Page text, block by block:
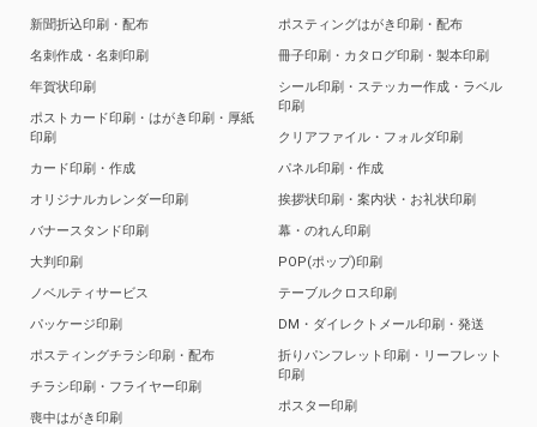
新聞折込印刷・配布
名刺作成・名刺印刷
年賀状印刷
ポストカード印刷・はがき印刷・厚紙
印刷
カード印刷・作成
オリジナルカレンダー印刷
バナースタンド印刷
大判印刷
ノベルティサービス
パッケージ印刷
ポスティングチラシ印刷・配布
チラシ印刷・フライヤー印刷
喪中はがき印刷
ポスティングはがき印刷・配布
冊子印刷・カタログ印刷・製本印刷
シール印刷・ステッカー作成・ラベル
印刷
クリアファイル・フォルダ印刷
パネル印刷・作成
挨拶状印刷・案内状・お礼状印刷
幕・のれん印刷
POP(ポップ)印刷
テーブルクロス印刷
DM・ダイレクトメール印刷・発送
折りパンフレット印刷・リーフレット
印刷
ポスター印刷